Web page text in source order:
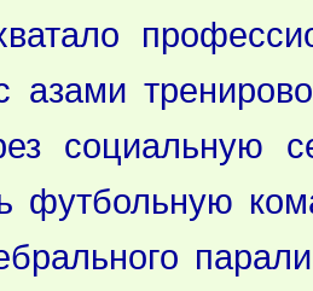
азами
социальную
футбольную